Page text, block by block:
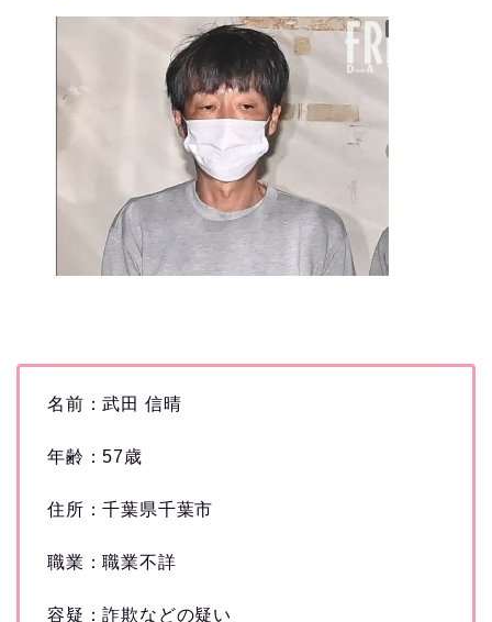
名前：武田 信晴
年齢：57歳
住所：千葉県千葉市
職業：職業不詳
容疑：詐欺などの疑い